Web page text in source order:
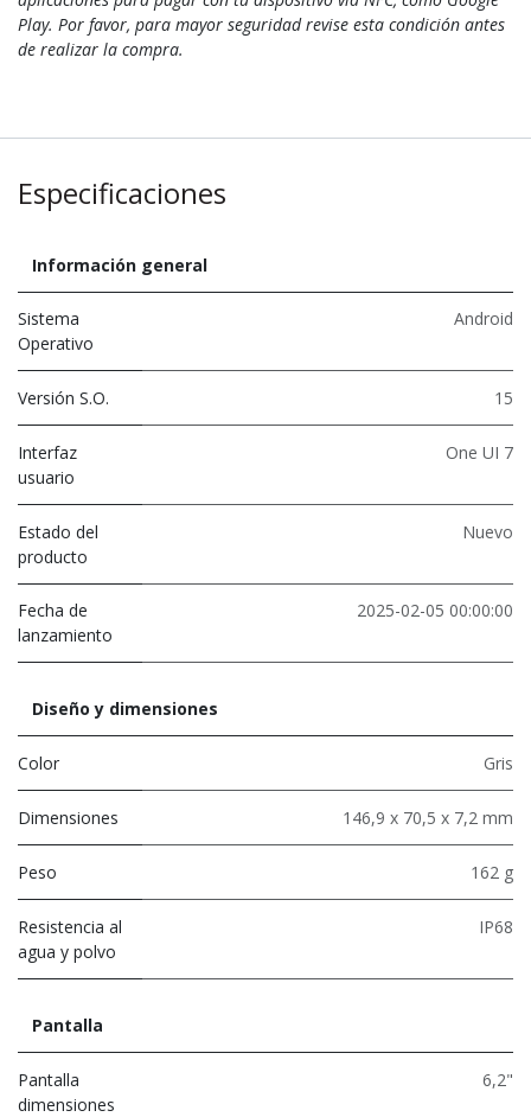
Play. Por favor, para mayor seguridad revise esta condición antes
de realizar la compra.
Especificaciones
Información general
Sistema
Operativo
Android
Versión S.O. 15
Interfaz
usuario
One UI 7
Estado del
producto
Nuevo
Fecha de
lanzamiento
2025-02-05 00:00:00
Diseño y dimensiones
Color Gris
Dimensiones 146,9 x 70,5 x 7,2 mm
Peso 162 g
Resistencia al
agua y polvo
IP68
Pantalla
Pantalla
dimensiones
6,2"